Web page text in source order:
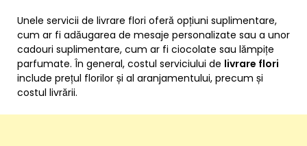
Unele servicii de livrare flori oferă opțiuni suplimentare,
cum ar fi adăugarea de mesaje personalizate sau a unor
cadouri suplimentare, cum ar fi ciocolate sau lămpițe
parfumate. În general, costul serviciului de livrare flori
include prețul florilor și al aranjamentului, precum și
costul livrării.